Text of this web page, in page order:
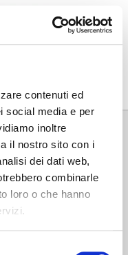
contenuti ed
social media e per
inoltre
il nostro sito con i
dei dati web,
combinarle
loro o che hanno